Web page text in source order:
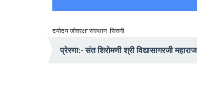
दयोदय जीवरक्षा संस्थान ,सिवनी
प्रेरणा:- संत शिरोमणी श्री विद्यासागरजी महाराज